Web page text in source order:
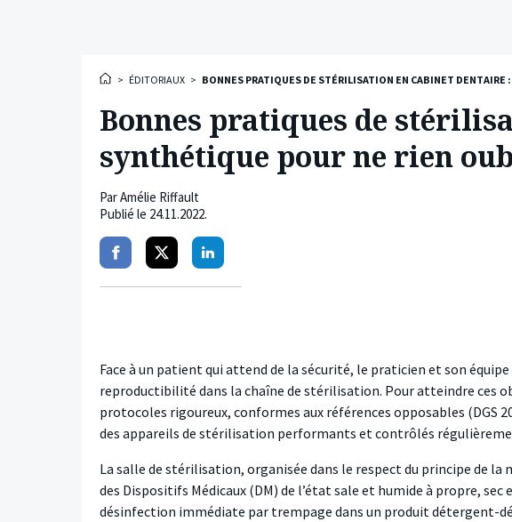
> ÉDITORIAUX > BONNES PRATIQUES DE STÉRILISATION EN CABINET
Bonnes pratiques de
synthétique pour ne rien
ParAmélie Riffault
Publié le 24.11.2022.
PartagerPartagerPartager
Face à un patient qui attend de la sécurité, le praticien et son
reproductibilité dans la chaîne de stérilisation. Pour atteindre ces
protocoles rigoureux, conformes aux références opposables (DGS
des appareils de stérilisation performants et contrôlés
La salle de stérilisation, organisée dans le respect du principe de la
des Dispositifs Médicaux (DM) de l’état sale et humide à propre,
désinfection immédiate par trempage dans un produit détergent-